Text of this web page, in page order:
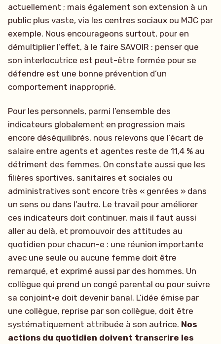
actuellement ; mais également son extension à un
public plus vaste, via les centres sociaux ou MJC par
exemple. Nous encourageons surtout, pour en
démultiplier l’effet, à le faire SAVOIR : penser que
son interlocutrice est peut-être formée pour se
défendre est une bonne prévention d’un
comportement inapproprié.
Pour les personnels, parmi l’ensemble des
indicateurs globalement en progression mais
encore déséquilibrés, nous relevons que l’écart de
salaire entre agents et agentes reste de 11,4 % au
détriment des femmes. On constate aussi que les
filières sportives, sanitaires et sociales ou
administratives sont encore très « genrées » dans
un sens ou dans l’autre. Le travail pour améliorer
ces indicateurs doit continuer, mais il faut aussi
aller au delà, et promouvoir des attitudes au
quotidien pour chacun-e : une réunion importante
avec une seule ou aucune femme doit être
remarqué, et exprimé aussi par des hommes. Un
collègue qui prend un congé parental ou pour suivre
sa conjoint·e doit devenir banal. L’idée émise par
une collègue, reprise par son collègue, doit être
systématiquement attribuée à son autrice. Nos
actions du quotidien doivent transcrire les